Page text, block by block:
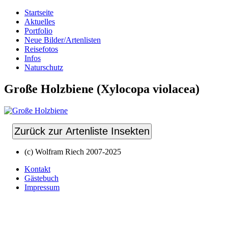
Startseite
Aktuelles
Portfolio
Neue Bilder/Artenlisten
Reisefotos
Infos
Naturschutz
Große Holzbiene (Xylocopa violacea)
Zurück zur Artenliste Insekten
(c) Wolfram Riech 2007-2025
Kontakt
Gästebuch
Impressum